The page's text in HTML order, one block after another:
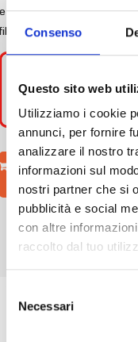
Consenso
Questo sito web
Utilizziamo i cookie
annunci, per fornire
analizzare il nostro
informazioni sul
nostri partner che si
pubblicità e social
con altre
raccolto dal tuo
delNecessari
e suggerimenti sullo stile di
filosofia low-carb
IN
Aggiungi al